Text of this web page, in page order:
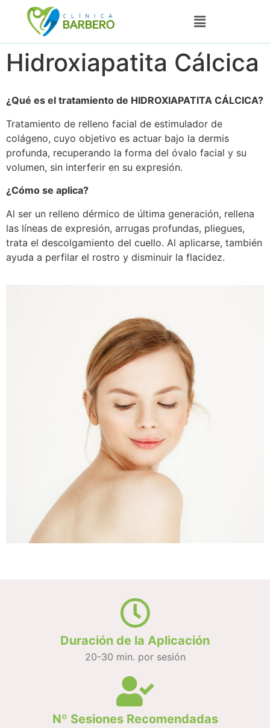
Hidroxiapatita Cálcica
¿Qué es el tratamiento de HIDROXIAPATITA CÁLCICA?
Tratamiento de relleno facial de estimulador de
colágeno, cuyo objetivo es actuar bajo la dermis
profunda, recuperando la forma del óvalo facial y su
volumen, sin interferir en su expresión.
¿Cómo se aplica?
Al ser un relleno dérmico de última generación, rellena
las líneas de expresión, arrugas profundas, pliegues,
trata el descolgamiento del cuello. Al aplicarse, también
ayuda a perfilar el rostro y disminuir la flacidez.
Duración de la Aplicación
20-30 min. por sesión
Nº Sesiones Recomendadas